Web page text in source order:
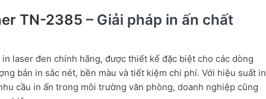
TN-2385 – Giải pháp in ấn chất
in laser đen chính hãng, được thiết kế đặc biệt cho các dòng
bản in sắc nét, bền màu và tiết kiệm chi phí. Với hiệu suất in
cầu in ấn trong môi trường văn phòng, doanh nghiệp cũng